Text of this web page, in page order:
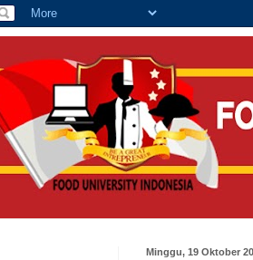
Minggu, 19 Oktober